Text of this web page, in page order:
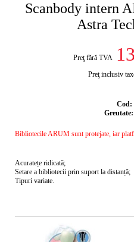
Scanbody intern
Astra
Preţ fără TVA
Preţ inclusiv
Cod:
Greutate:
Bibliotecile ARUM sunt protejate, iar
Acuratețe ridicată;
Setare a bibliotecii prin suport la distanță;
Tipuri variate.